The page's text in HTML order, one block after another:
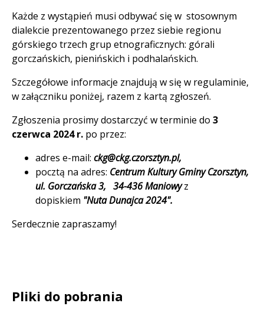
Każde z wystąpień musi odbywać się w stosownym
dialekcie prezentowanego przez siebie regionu
górskiego trzech grup etnograficznych: górali
gorczańskich, pienińskich i podhalańskich.
Szczegółowe informacje znajdują w się w regulaminie,
w załączniku poniżej, razem z kartą zgłoszeń.
Zgłoszenia prosimy dostarczyć w terminie do 3
czerwca 2024 r. po przez:
adres e-mail: ckg@ckg.czorsztyn.pl,
pocztą na adres: Centrum Kultury Gminy Czorsztyn,
ul. Gorczańska 3, 34-436 Maniowyz
dopiskiem "Nuta Dunajca 2024".
Serdecznie zapraszamy!
Pliki do pobrania